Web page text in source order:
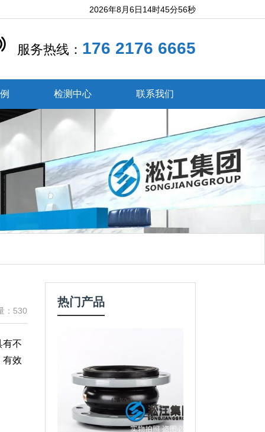
2026年8月6日14时45分57秒
服务热线： 176 2176 6665
检测中心 联系我们
：530
有不
有效
热门产品